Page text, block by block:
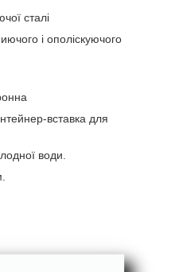
сталі
і ополіскуючого
вставка для
води.